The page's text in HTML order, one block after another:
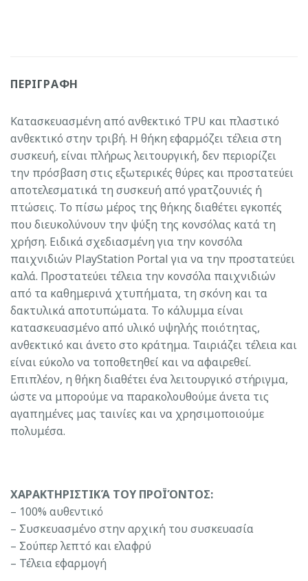
ΠΕΡΙΓΡΑΦΉ
Κατασκευασμένη από ανθεκτικό TPU και πλαστικό
ανθεκτικό στην τριβή. Η θήκη εφαρμόζει τέλεια στη
συσκευή, είναι πλήρως λειτουργική, δεν περιορίζει
την πρόσβαση στις εξωτερικές θύρες και προστατεύει
αποτελεσματικά τη συσκευή από γρατζουνιές ή
πτώσεις. Το πίσω μέρος της θήκης διαθέτει εγκοπές
που διευκολύνουν την ψύξη της κονσόλας κατά τη
χρήση. Ειδικά σχεδιασμένη για την κονσόλα
παιχνιδιών PlayStation Portal για να την προστατεύει
καλά. Προστατεύει τέλεια την κονσόλα παιχνιδιών
από τα καθημερινά χτυπήματα, τη σκόνη και τα
δακτυλικά αποτυπώματα. Το κάλυμμα είναι
κατασκευασμένο από υλικό υψηλής ποιότητας,
ανθεκτικό και άνετο στο κράτημα. Ταιριάζει τέλεια και
είναι εύκολο να τοποθετηθεί και να αφαιρεθεί.
Επιπλέον, η θήκη διαθέτει ένα λειτουργικό στήριγμα,
ώστε να μπορούμε να παρακολουθούμε άνετα τις
αγαπημένες μας ταινίες και να χρησιμοποιούμε
πολυμέσα.
ΧΑΡΑΚΤΗΡΙΣΤΙΚΆ ΤΟΥ ΠΡΟΪΌΝΤΟΣ:
– 100% αυθεντικό
– Συσκευασμένο στην αρχική του συσκευασία
– Σούπερ λεπτό και ελαφρύ
– Τέλεια εφαρμογή